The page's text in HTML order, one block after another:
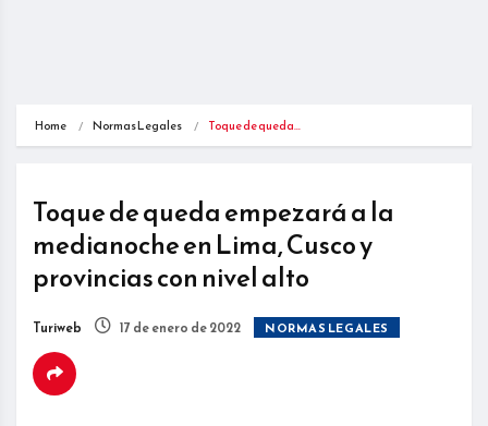
Home Normas Legales Toque de queda…
Toque de queda empezará a la
medianoche en Lima, Cusco y
provincias con nivel alto
Turiweb 17 de enero de 2022 NORMAS LEGALES